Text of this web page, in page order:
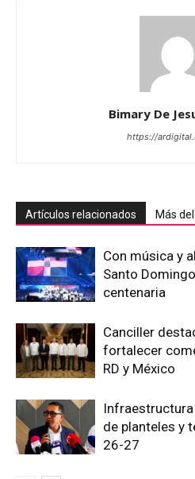
Bimary De
https://
Artículos relacionados Más
Con música y
Santo
centenaria
Canciller
fortalecer
RD y México
de planteles y
26-27